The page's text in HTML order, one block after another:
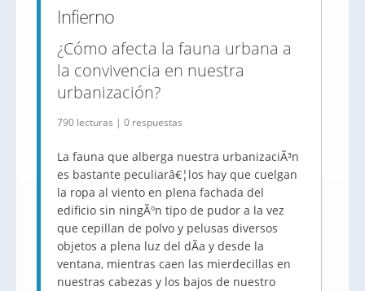
Infierno
¿Cómo afecta la fauna urbana a
la convivencia en nuestra
urbanización?
790 lecturas | 0 respuestas
La fauna que alberga nuestra urbanizaciÃ³n
es bastante peculiarâ€¦los hay que cuelgan
la ropa al viento en plena fachada del
edificio sin ningÃºn tipo de pudor a la vez
que cepillan de polvo y pelusas diversos
objetos a plena luz del dÃ­a y desde la
ventana, mientras caen las mierdecillas en
nuestras cabezas y los bajos de nuestro